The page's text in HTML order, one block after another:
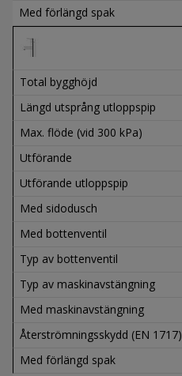
Med förlängd spak
Total bygghöjd
Längd utsprång utloppspip
Max. flöde (vid 300 kPa)
Utförande
Utförande utloppspip
Med sidodusch
Med bottenventil
Typ av bottenventil
Typ av maskinavstängning
Med maskinavstängning
Återströmningsskydd (EN 1717)
Med förlängd spak